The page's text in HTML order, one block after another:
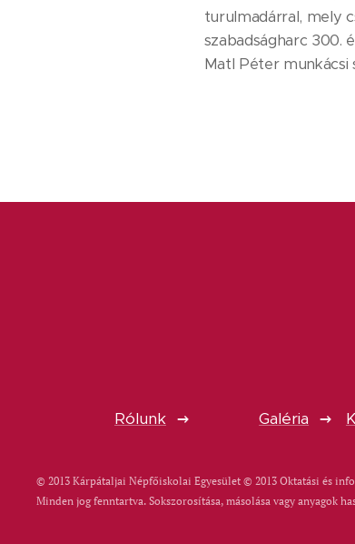
turulmadárral, mely
szabadságharc 300.
Matl Péter
Rólunk Galéria
© 2013 Kárpátaljai Népfőiskolai Egyesület © 2013 Oktatási és
Minden jog fenntartva. Sokszorosítása, másolása vagy anyagok